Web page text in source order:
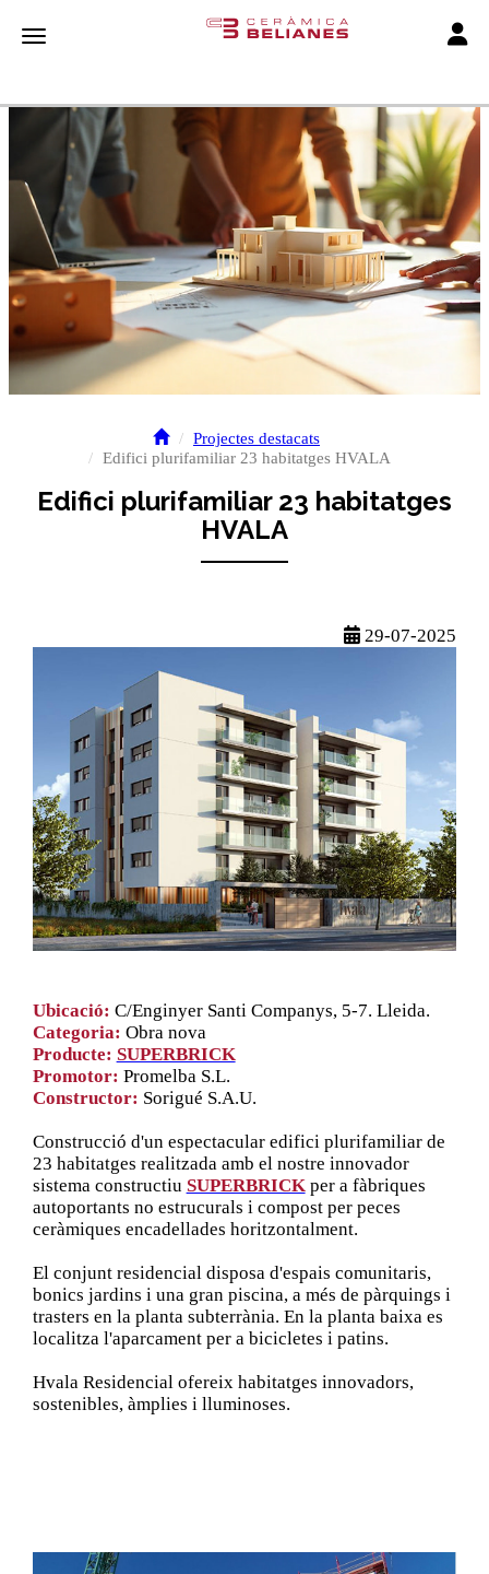
Toggle navigation
Projectes destacats
Edifici plurifamiliar 23 habitatges HVALA
Edifici plurifamiliar 23 habitatges
HVALA
29-07-2025
Ubicació: C/Enginyer Santi Companys, 5-7. Lleida.
Categoria: Obra nova
Producte: SUPERBRICK
Promotor: Promelba S.L.
Constructor: Sorigué S.A.U.
Construcció d'un espectacular edifici plurifamiliar de
23 habitatges realitzada amb el nostre innovador
sistema constructiu SUPERBRICKper a fàbriques
autoportants no estrucurals i compost per peces
ceràmiques encadellades horitzontalment.
El conjunt residencial disposa d'espais comunitaris,
bonics jardins i una gran piscina, a més de pàrquings i
trasters en la planta subterrània. En la planta baixa es
localitza l'aparcament per a bicicletes i patins.
Hvala Residencial ofereix habitatges innovadors,
sostenibles, àmplies i lluminoses.